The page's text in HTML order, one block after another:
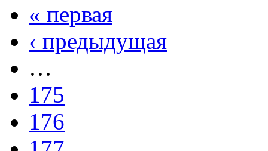
« первая
‹ предыдущая
…
175
176